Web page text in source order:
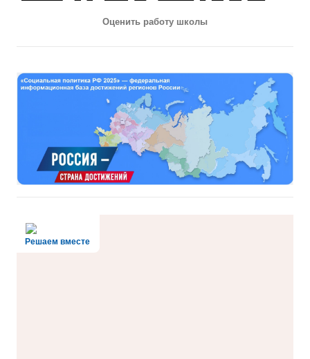
Оценить работу школы
Решаем вместе